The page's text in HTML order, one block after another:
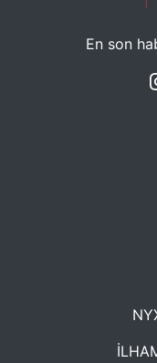
En son